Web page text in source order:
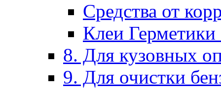
Средства от
Клеи
8. Для кузовных
9. Для очистки